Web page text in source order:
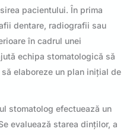
pacientului. În prima
dentare, radiografii sau
în cadrul unei
echipa stomatologică să
elaboreze un plan inițial de
stomatolog efectuează un
evaluează starea dinților, a